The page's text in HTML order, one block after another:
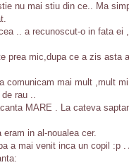
nu mai stiu din ce.. Ma
.. a recunoscut-o in fata
prea mic,dupa ce a zis
comunicam mai mult ,mult
rau ..
MARE . La cateva
in al-noualea cer.
a mai venit inca un copil :p